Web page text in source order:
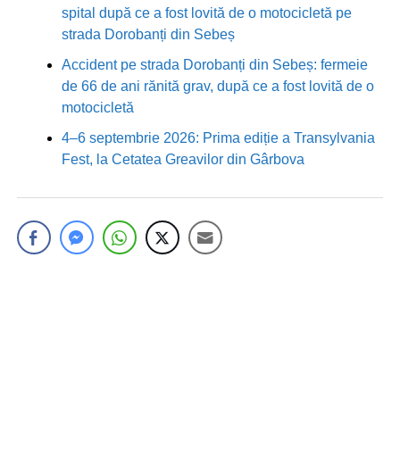
spital după ce a fost lovită de o motocicletă pe
strada Dorobanți din Sebeș
Accident pe strada Dorobanți din Sebeș: fermeie
de 66 de ani rănită grav, după ce a fost lovită de o
motocicletă
4–6 septembrie 2026: Prima ediție a Transylvania
Fest, la Cetatea Greavilor din Gârbova